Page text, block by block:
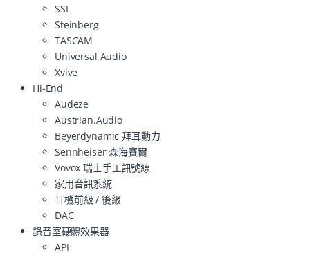
SSL
Steinberg
TASCAM
Universal Audio
Xvive
Hi-End
Audeze
Austrian.Audio
Beyerdynamic 拜耳動力
Sennheiser 森海賽爾
Vovox 瑞士手工訊號線
家用音訊系統
耳機前級 / 後級
DAC
錄音室硬體效果器
API